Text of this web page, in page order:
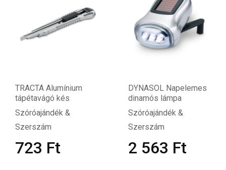
TRACTA Alumínium
tápétavágó kés
Szóróajándék &
Szerszám
723 Ft
DYNASOL Napelemes
dinamós lámpa
Szóróajándék &
Szerszám
2 563 Ft